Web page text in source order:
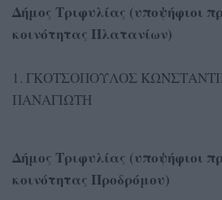
Δήμος Τριφυλίας (υποψήφιοι
κοινότητας Πλατανίων)
1. ΓΚΟΤΣΟΠΟΥΛΟΣ
ΠΑΝΑΓΙΩΤΗ
Δήμος Τριφυλίας (υποψήφιοι
κοινότητας Προδρόμου)